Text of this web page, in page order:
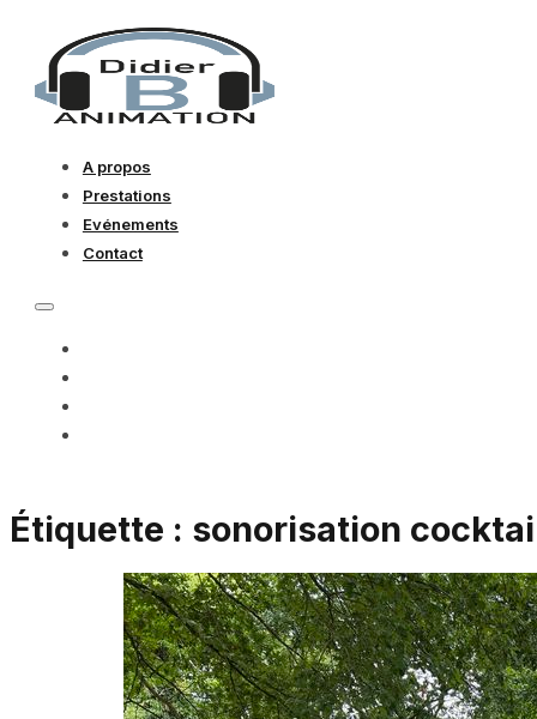
A propos
Prestations
Evénements
Contact
Étiquette : sonorisation